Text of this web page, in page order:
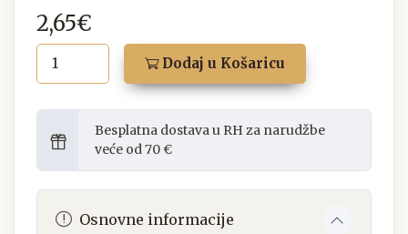
2,65€
Dodaj u Košaricu
Besplatna dostava u RH za narudžbe
veće od 70 €
Osnovne informacije